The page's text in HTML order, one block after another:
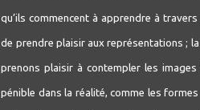
qu’ils commencent à apprendre à
de prendre plaisir aux représentations ;
prenons plaisir à contempler les
pénible dans la réalité, comme les